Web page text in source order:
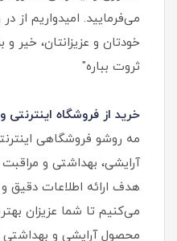
می‌فرمایید. امیدواریم از
خودتان و عزیزانتان، خیر
ثروت بباره"
خرید از فروشگاه
مه‌ روشو فروشگاهی
آرایشی، بهداشتی و
هدف ارائه اطلاعات
می‌کنیم تا شما عزیزان
محصول آرایشی و بهداشتی